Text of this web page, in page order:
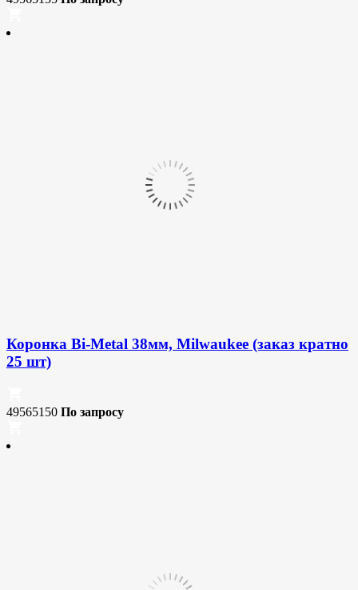
Коронка Bi-Metal 38мм, Milwaukee (заказ кратно
25 шт)
49565150 По запросу